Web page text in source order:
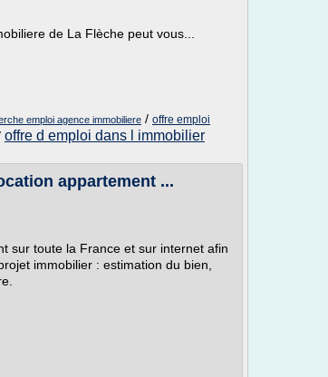
de La Flèche peut vous...
emploi agence immobiliere / offre emploi
offre d emploi dans l immobilier
appartement ...
sur toute la France et sur internet afin
immobilier : estimation du bien,